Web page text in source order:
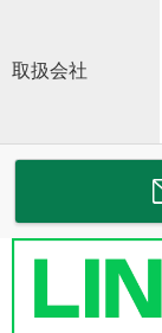
取扱会社